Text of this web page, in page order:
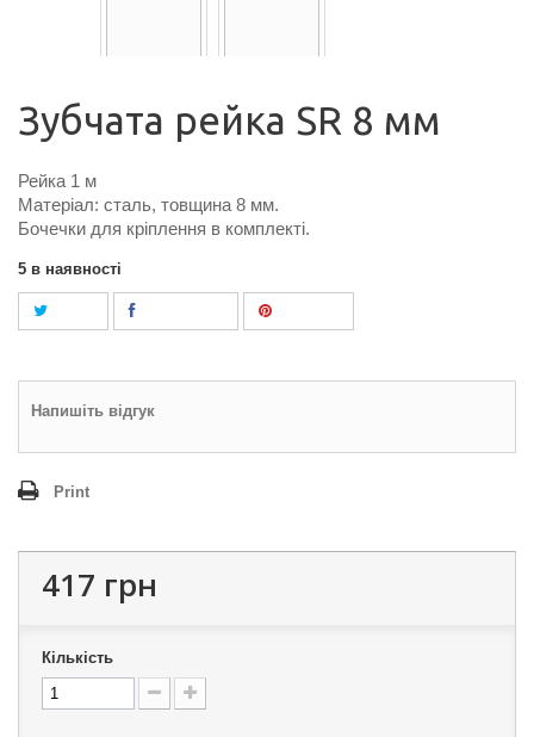
Зубчата рейка SR 8 мм
Рейка 1 м
Матеріал: сталь, товщина 8 мм.
Бочечки для кріплення в комплекті.
5 в наявності
Напишіть відгук
Print
417 грн
Кількість